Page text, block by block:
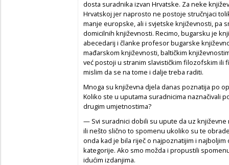
dosta suradnika izvan Hrvatske. Za neke
Hrvatskoj jer naprosto ne postoje stručnjaci
manje europske, ali i svjetske književnosti, pa
domicilnih književnosti. Recimo, bugarsku je
abecedarij i članke profesor bugarske
mađarskom književnosti, baltičkim
već postoji u stranim slavističkim filozofskim ili
mislim da se na tome i dalje treba raditi.
Mnoga su književna djela danas poznatija po
Koliko ste u uputama suradnicima naznačivali
drugim umjetnostima?
— Svi suradnici dobili su upute da uz
ili nešto slično to spomenu ukoliko su te
onda kad je bila riječ o najpoznatijim i
kategorije. Ako smo možda i propustili
idućim izdanjima.